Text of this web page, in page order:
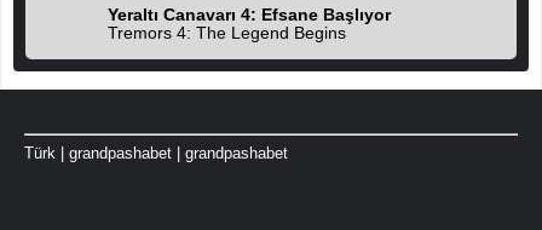
Yeraltı Canavarı 4: Efsane Başlıyor
Tremors 4: The Legend Begins
Türk | grandpashabet | grandpashabet